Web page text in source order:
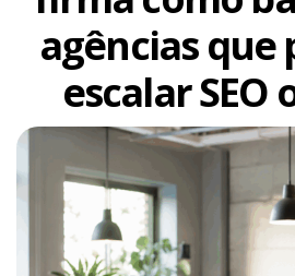
agências que
escalar SEO